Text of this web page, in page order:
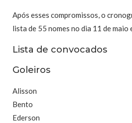
Após esses compromissos, o
lista de 55 nomes no dia 11 de
Lista de convocados
Goleiros
Alisson
Bento
Ederson